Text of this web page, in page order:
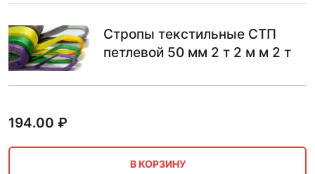
Стропы текстильные СТП
петлевой 50 мм 2 т 2 м м 2 т
194.00 ₽
В КОРЗИНУ